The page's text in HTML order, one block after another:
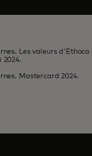
Les valeurs
2024.
Mastercard 2024.